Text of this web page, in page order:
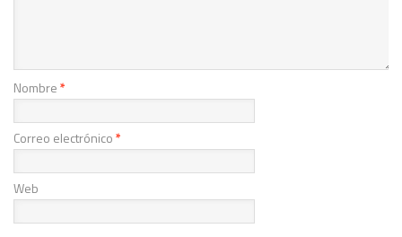
Nombre*
Correo electrónico*
Web